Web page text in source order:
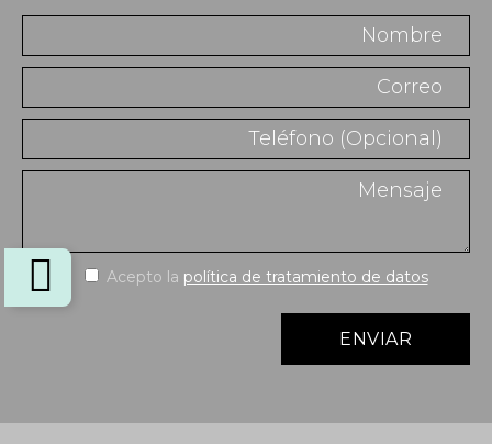
Acepto la política de tratamiento de datos